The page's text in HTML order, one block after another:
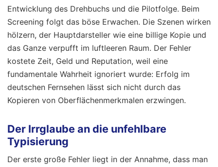
Entwicklung des Drehbuchs und die Pilotfolge. Beim
Screening folgt das böse Erwachen. Die Szenen wirken
hölzern, der Hauptdarsteller wie eine billige Kopie und
das Ganze verpufft im luftleeren Raum. Der Fehler
kostete Zeit, Geld und Reputation, weil eine
fundamentale Wahrheit ignoriert wurde: Erfolg im
deutschen Fernsehen lässt sich nicht durch das
Kopieren von Oberflächenmerkmalen erzwingen.
Der Irrglaube an die unfehlbare
Typisierung
Der erste große Fehler liegt in der Annahme, dass man